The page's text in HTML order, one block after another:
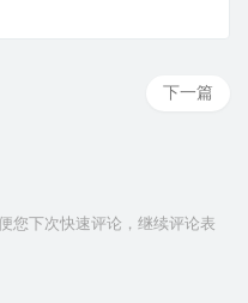
下一篇
您下次快速评论，继续评论表